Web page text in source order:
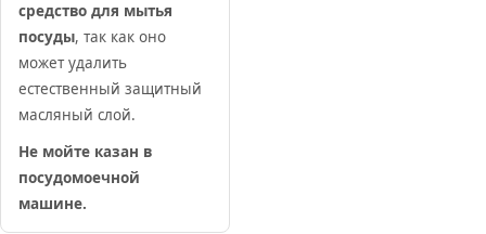
средство для мытья
посуды, так как оно
может удалить
естественный защитный
масляный слой.
Не мойте казан в
посудомоечной
машине.